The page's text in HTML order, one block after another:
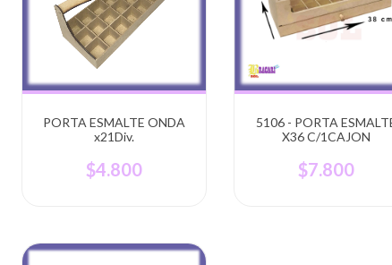
PORTA ESMALTE ONDA
x21Div.
$4.800
5106 - PORTA
X36 C/1CAJON
$7.800